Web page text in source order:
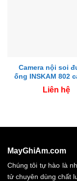
Camera nội soi
ống INSKAM 802
Liên hệ
MayGhiAm.com
Chúng tôi tự hào là
tử chuyên dùng chất